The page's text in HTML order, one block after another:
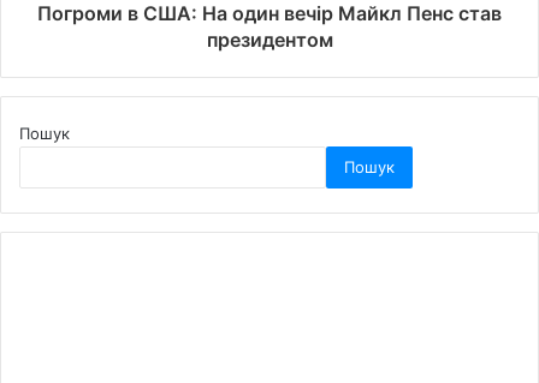
Погроми в США: На один вечір Майкл Пенс став
президентом
Пошук
Пошук